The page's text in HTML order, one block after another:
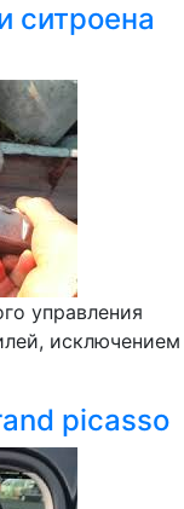
ситроена
управления
исключением
picasso